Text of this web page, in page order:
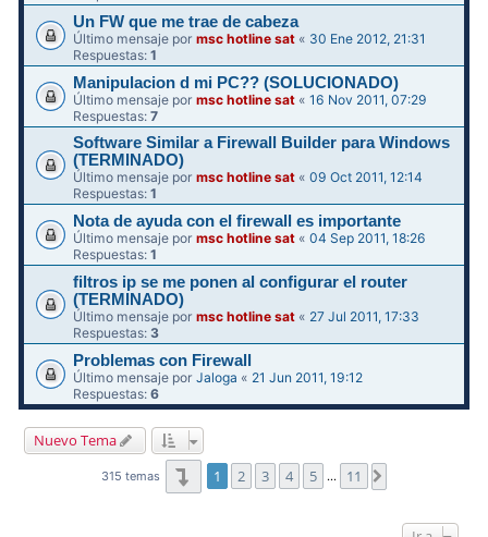
Un FW que me trae de cabeza
Último mensaje pormsc hotline sat « 30 Ene 2012, 21:31
Respuestas:1
Manipulacion d mi PC?? (SOLUCIONADO)
Último mensaje pormsc hotline sat «16 Nov 2011, 07:29
Respuestas:7
Software Similar a Firewall Builder para Windows
(TERMINADO)
Último mensaje pormsc hotline sat «09 Oct 2011, 12:14
Respuestas:1
Nota de ayuda con el firewall es importante
Último mensaje pormsc hotline sat «04 Sep 2011, 18:26
Respuestas:1
filtros ip se me ponen al configurar el router
(TERMINADO)
Último mensaje pormsc hotline sat « 27 Jul 2011, 17:33
Respuestas: 3
Problemas con Firewall
Último mensaje porJaloga « 21 Jun 2011, 19:12
Respuestas:6
Nuevo Tema
315 temas Página1 de 11
1 2 3 4 5 … 11